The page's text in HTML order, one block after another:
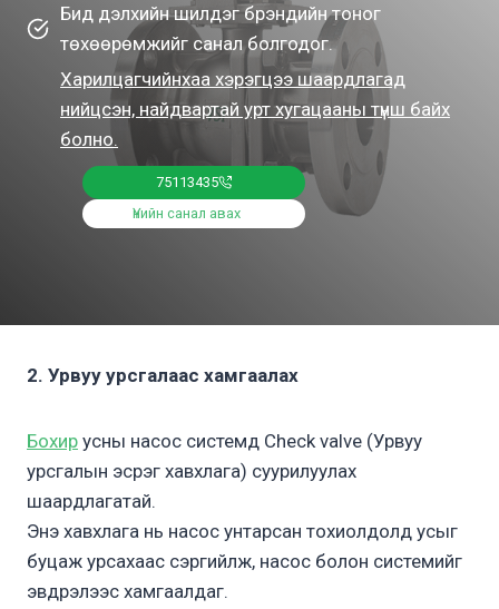
Бид дэлхийн шилдэг брэндийн тоног
төхөөрөмжийг санал болгодог.
Харилцагчийнхаа хэрэгцээ шаардлагад
нийцсэн, найдвартай урт хугацааны түнш байх
болно.
75113435
Үнийн санал авах
2. Урвуу урсгалаас хамгаалах
Бохир усны насос системд Check valve (Урвуу
урсгалын эсрэг хавхлага) суурилуулах
шаардлагатай.
Энэ хавхлага нь насос унтарсан тохиолдолд усыг
буцаж урсахаас сэргийлж, насос болон системийг
эвдрэлээс хамгаалдаг.